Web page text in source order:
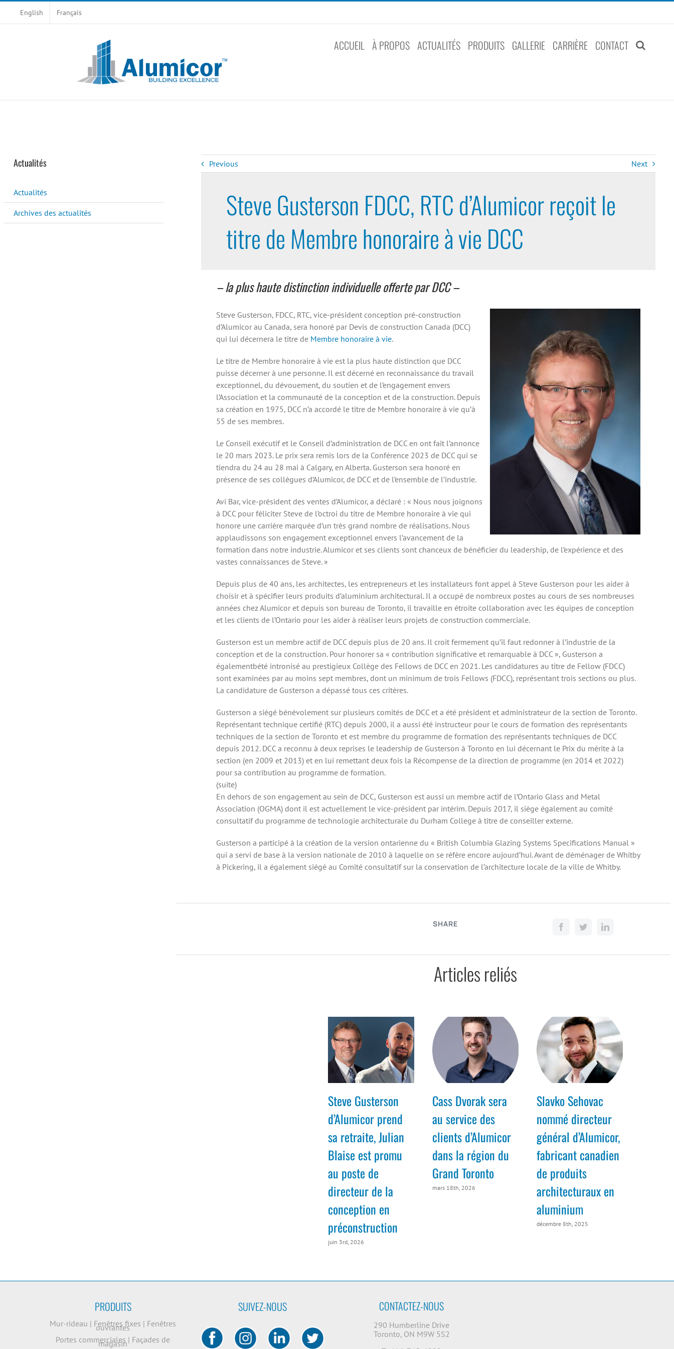
English Français
ACCUEIL À PROPOS ACTUALITÉS PRODUITS GALLERIE CARRIÈRE CONTACT
Previous Next
Steve Gusterson FDCC, RTC d’Alumicor reçoit le
titre de Membre honoraire à vie DCC
– la plus haute distinction individuelle offerte par DCC–
Steve Gusterson, FDCC, RTC, vice-président conception pré-construction
d’Alumicor au Canada, sera honoré par Devis de construction Canada (DCC)
qui lui décernera le titre de Membre honoraire à vie.
Le titre de Membre honoraire à vie est la plus haute distinction que DCC
puisse décerner à une personne. Il est décerné en reconnaissance du travail
exceptionnel, du dévouement, du soutien et de l’engagement envers
l’Association et la communauté de la conception et de la construction. Depuis
sa création en 1975, DCC n’a accordé le titre de Membre honoraire à vie qu’à
55 de ses membres.
Le Conseil exécutif et le Conseil d’administration de DCC en ont fait l’annonce
le 20 mars 2023. Le prix sera remis lors de la Conférence 2023 de DCC qui se
tiendra du 24 au 28 mai à Calgary, en Alberta. Gusterson sera honoré en
présence de ses collègues d’Alumicor, de DCC et de l’ensemble de l’industrie.
Avi Bar, vice-président des ventes d’Alumicor, a déclaré : « Nous nous joignons
à DCC pour féliciter Steve de l’octroi du titre de Membre honoraire à vie qui
honore une carrière marquée d’un très grand nombre de réalisations. Nous
applaudissons son engagement exceptionnel envers l’avancement de la
formation dans notre industrie. Alumicor et ses clients sont chanceux de bénéficier du leadership, de l’expérience et des
vastes connaissances de Steve. »
Depuis plus de 40 ans, les architectes, les entrepreneurs et les installateurs font appel à Steve Gusterson pour les aider à
choisir et à spécifier leurs produits d’aluminium architectural. Il a occupé de nombreux postes au cours de ses nombreuses
années chez Alumicor et depuis son bureau de Toronto, il travaille en étroite collaboration avec les équipes de conception
et les clients de l’Ontario pour les aider à réaliser leurs projets de construction commerciale.
Gusterson est un membre actif de DCC depuis plus de 20 ans. Il croit fermement qu’il faut redonner à l’industrie de la
conception et de la construction. Pour honorer sa « contribution significative et remarquable à DCC », Gusterson a
égalementbété intronisé au prestigieux Collège des Fellows de DCC en 2021. Les candidatures au titre de Fellow (FDCC)
sont examinées par au moins sept membres, dont un minimum de trois Fellows (FDCC), représentant trois sections ou plus.
La candidature de Gusterson a dépassé tous ces critères.
Gusterson a siégé bénévolement sur plusieurs comités de DCC et a été président et administrateur de la section de Toronto.
Représentant technique certifié (RTC) depuis 2000, il a aussi été instructeur pour le cours de formation des représentants
techniques de la section de Toronto et est membre du programme de formation des représentants techniques de DCC
depuis 2012. DCC a reconnu à deux reprises le leadership de Gusterson à Toronto en lui décernant le Prix du mérite à la
section (en 2009 et 2013) et en lui remettant deux fois la Récompense de la direction de programme (en 2014 et 2022)
pour sa contribution au programme de formation.
(suite)
En dehors de son engagement au sein de DCC, Gusterson est aussi un membre actif de l’Ontario Glass and Metal
Association (OGMA) dont il est actuellement le vice-président par intérim. Depuis 2017, il siège également au comité
consultatif du programme de technologie architecturale du Durham College à titre de conseiller externe.
Gusterson a participé à la création de la version ontarienne du « British Columbia Glazing Systems Specifications Manual »
qui a servi de base à la version nationale de 2010 à laquelle on se réfère encore aujourd’hui. Avant de déménager de Whitby
à Pickering, il a également siégé au Comité consultatif sur la conservation de l’architecture locale de la ville de Whitby.
SHARE
Articles reliés
Steve Gusterson
d’Alumicor prend
sa retraite, Julian
Blaise est promu
au poste de
directeur de la
conception en
préconstruction
juin 3rd, 2026
Cass Dvorak sera
au service des
clients d’Alumicor
dans la région du
Grand Toronto
mars 18th, 2026
Slavko Sehovac
nommé directeur
général d’Alumicor,
fabricant canadien
de produits
architecturaux en
aluminium
décembre 8th, 2025
Actualités
Actualités
Archives des actualités
PRODUITS
Mur-rideau | Fenêtres fixes | Fenêtres
ouvrantes
Portes commerciales | Façades de
magasin
SUIVEZ-NOUS CONTACTEZ-NOUS
290 Humberline Drive
Toronto, ON M9W 5S2